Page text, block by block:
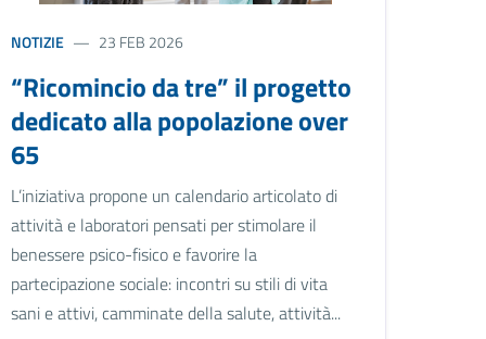
NOTIZIE 23 FEB 2026
“Ricomincio da tre” il progetto
dedicato alla popolazione over
65
L’iniziativa propone un calendario articolato di
attività e laboratori pensati per stimolare il
benessere psico-fisico e favorire la
partecipazione sociale: incontri su stili di vita
sani e attivi, camminate della salute, attività...